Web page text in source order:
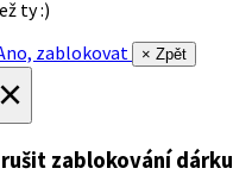
ty :)
zablokovat
× Zpět
zablokování dárku